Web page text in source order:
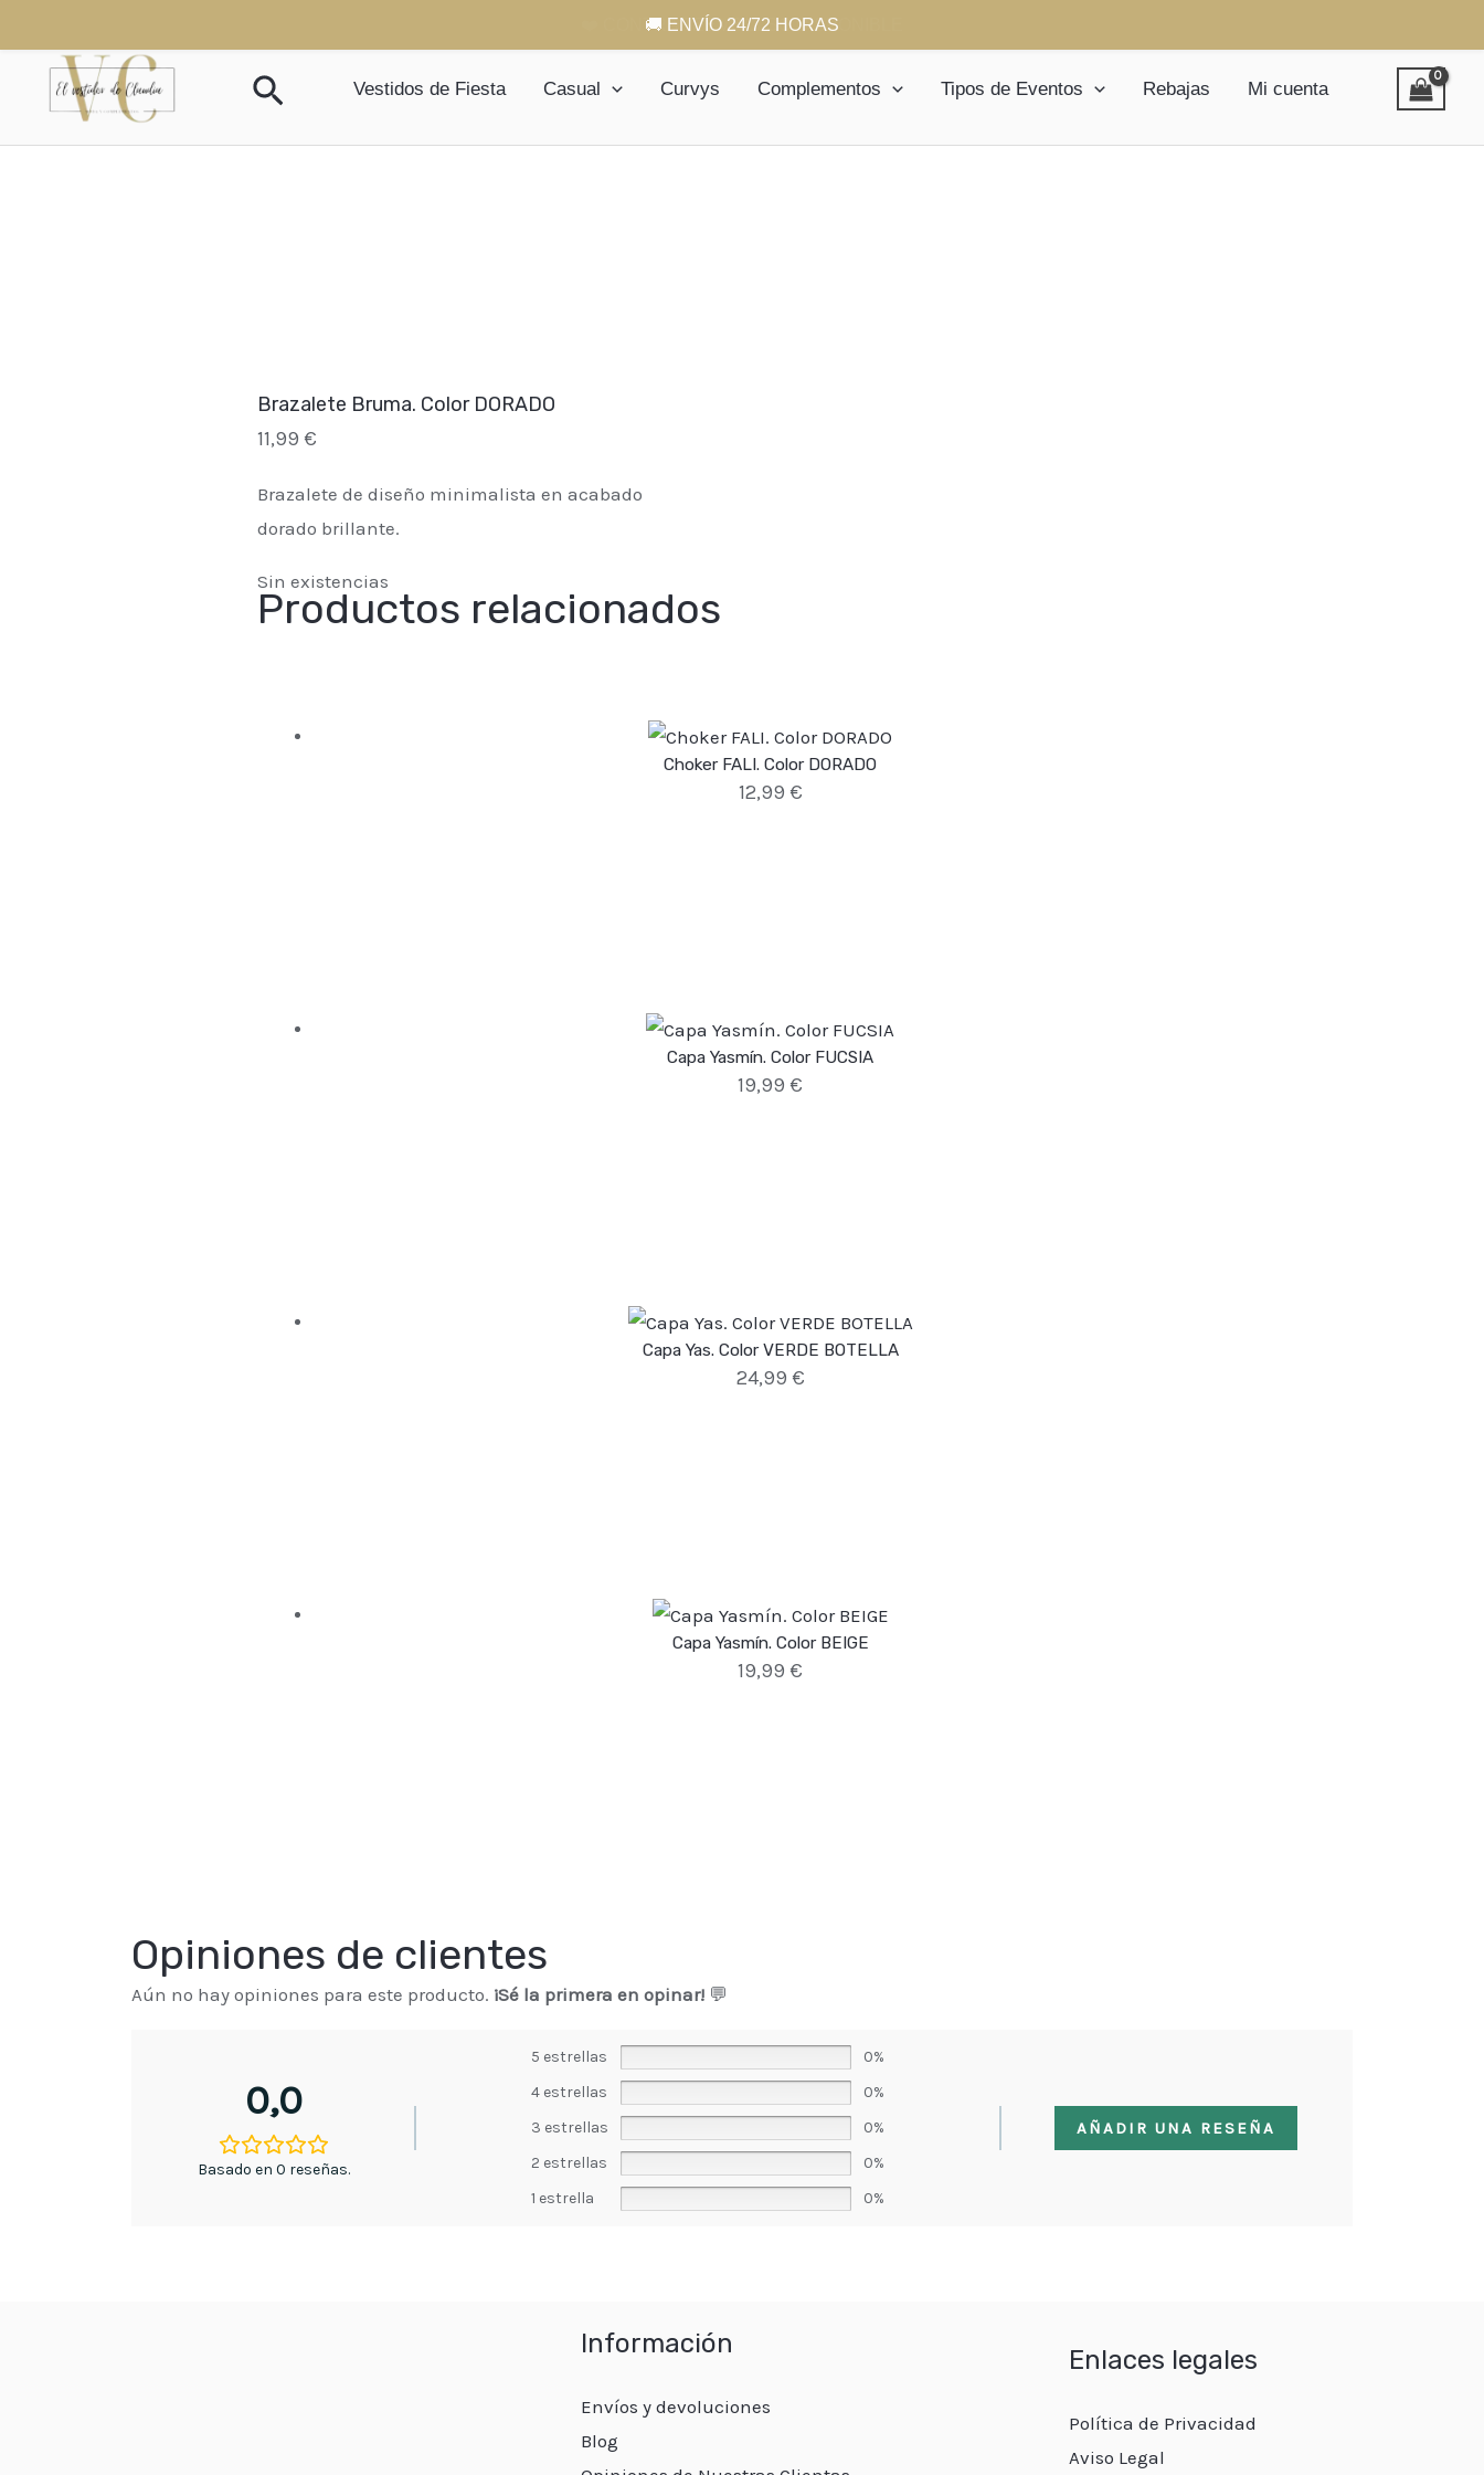
🚚 ENVÍO 24/72 HORAS
al
contenido
BuscarVestidos de Fiesta Casual Curvys Complementos Tipos de Eventos Rebajas Mi cuenta
Brazalete Bruma. Color DORADO
11,99 €
Brazalete de diseño minimalista en acabado
dorado brillante.
Sin existencias
Productos relacionados
Choker FALI. Color DORADO
12,99 €
Capa Yasmín. Color FUCSIA
19,99 €
Capa Yas. Color VERDE BOTELLA
24,99 €
Capa Yasmín. Color BEIGE
19,99 €
Opiniones de clientes
Aún no hay opiniones para este producto. ¡Sé la primera en opinar! 💬
0,0
Basado en 0 reseñas.
5 estrellas
0%
4 estrellas
0%
3 estrellas
0%
2 estrellas
0%
1 estrella
0%
AÑADIR UNA RESEÑA
Información
Envíos y devoluciones
Blog
Enlaces legales
Política de Privacidad
Aviso Legal